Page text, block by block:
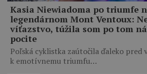
Kasia Niewiadoma po triumfe
legendárnom Mont Ventoux:
víťazstvo, túžila som po tom
pocite
Poľská cyklistka zaútočila ďaleko pred
k emotívnemu triumfu…